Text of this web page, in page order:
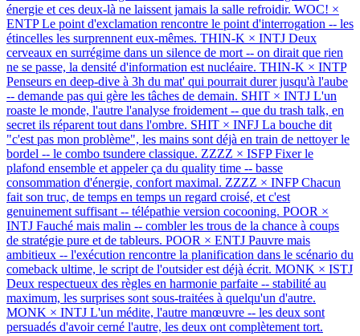
énergie et ces deux-là ne laissent jamais la salle refroidir. WOC! ×
ENTP Le point d'exclamation rencontre le point d'interrogation -- les
étincelles les surprennent eux-mêmes. THIN-K × INTJ Deux
cerveaux en surrégime dans un silence de mort -- on dirait que rien
ne se passe, la densité d'information est nucléaire. THIN-K × INTP
Penseurs en deep-dive à 3h du mat' qui pourrait durer jusqu'à l'aube
-- demande pas qui gère les tâches de demain. SHIT × INTJ L'un
roaste le monde, l'autre l'analyse froidement -- que du trash talk, en
secret ils réparent tout dans l'ombre. SHIT × INFJ La bouche dit
"c'est pas mon problème", les mains sont déjà en train de nettoyer le
bordel -- le combo tsundere classique. ZZZZ × ISFP Fixer le
plafond ensemble et appeler ça du quality time -- basse
consommation d'énergie, confort maximal. ZZZZ × INFP Chacun
fait son truc, de temps en temps un regard croisé, et c'est
genuinement suffisant -- télépathie version cocooning. POOR ×
INTJ Fauché mais malin -- combler les trous de la chance à coups
de stratégie pure et de tableurs. POOR × ENTJ Pauvre mais
ambitieux -- l'exécution rencontre la planification dans le scénario du
comeback ultime, le script de l'outsider est déjà écrit. MONK × ISTJ
Deux respectueux des règles en harmonie parfaite -- stabilité au
maximum, les surprises sont sous-traitées à quelqu'un d'autre.
MONK × INTJ L'un médite, l'autre manœuvre -- les deux sont
persuadés d'avoir cerné l'autre, les deux ont complètement tort.